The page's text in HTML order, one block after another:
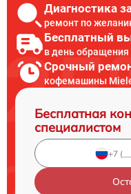
Диагностика
ремонт по
Бесплатный
в день обращения
Срочный
кофемашины Miele
Бесплатная
специалистом